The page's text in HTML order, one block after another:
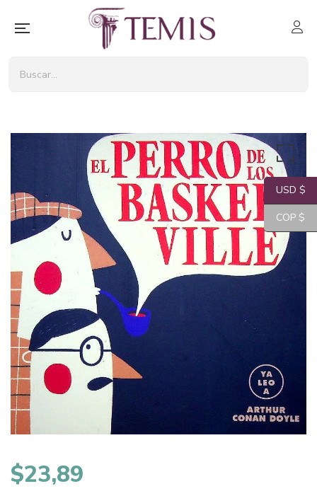
$23,89
USD $
COP $